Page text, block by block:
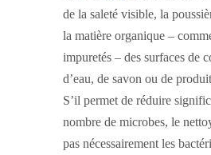
de la saleté visible, la
la matière organique –
impuretés – des surfaces de
d’eau, de savon ou de
S’il permet de réduire
nombre de microbes, le
pas nécessairement les